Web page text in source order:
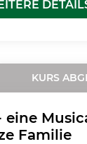
KURS
eine
Familie